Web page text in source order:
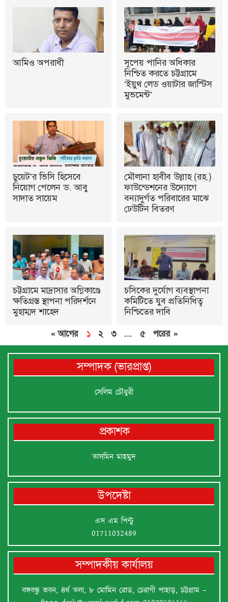
আমিও অপরাধী
সুপেয় পানির অধিকার
নিশ্চিত করতে চট্টগ্রামে
‘ইয়ুথ লেড ওয়াটার জাস্টিস
মুভমেন্ট’
চুয়েট’র ভিসি হিসেবে
নিয়োগ পেলেন ড. আবু
সাদাত সায়েম
মৌলানা হাবীব উল্লাহ (রহ.)
ফাউন্ডেশনের উদ্যোগে
বন্যাদুর্গত পরিবারের মাঝে
ঢেউটিন বিতরণ
চট্টগ্রামে মাদ্রাসার অগ্নিকাণ্ডে
ক্ষতিগ্রস্ত স্থাপনা পরিদর্শনে
মুহাম্মদ শাহেদ
চসিকের দুর্যোগ ব্যবস্থাপনা
কমিটিতে যুব প্রতিনিধিত্ব
নিশ্চিতের দাবি
« আগের ১ ২ ৩ … ৫ পরের »
সম্পাদক (ভারপ্রাপ্ত)
সেলিম চৌধুরী
প্রকাশক
তাসমিন মাহমুদ
উপদেষ্টা
এস এম পিন্টু
01711032489
সম্পাদকীয় কার্যালয়
বঙ্গবন্ধু ভবন, ৪র্থ তলা, ৮ মোমিন রোড, চেরাগী পাহাড়, চট্টগ্রাম –